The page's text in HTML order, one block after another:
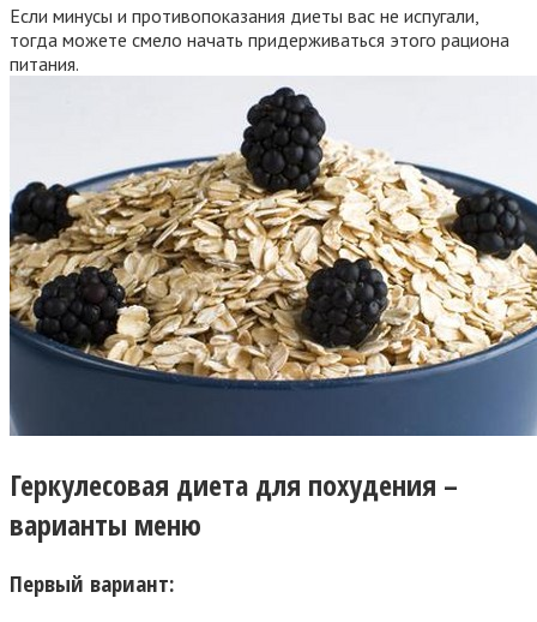
Если минусы и противопоказания диеты вас не испугали,
тогда можете смело начать придерживаться этого рациона
питания.
Геркулесовая диета для похудения –
варианты меню
Первый вариант: